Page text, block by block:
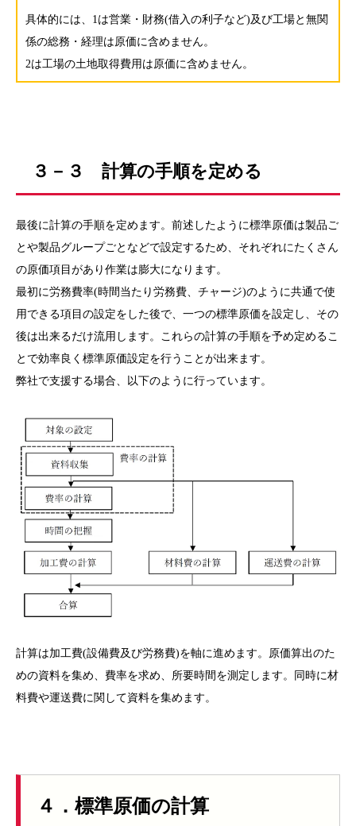
具体的には、1は営業・財務(借入の利子など)及び工場と無関
係の総務・経理は原価に含めません。
2は工場の土地取得費用は原価に含めません。
３－３ 計算の手順を定める
最後に計算の手順を定めます。前述したように標準原価は製品ご
とや製品グループごとなどで設定するため、それぞれにたくさん
の原価項目があり作業は膨大になります。
最初に労務費率(時間当たり労務費、チャージ)のように共通で使
用できる項目の設定をした後で、一つの標準原価を設定し、その
後は出来るだけ流用します。これらの計算の手順を予め定めるこ
とで効率良く標準原価設定を行うことが出来ます。
弊社で支援する場合、以下のように行っています。
計算は加工費(設備費及び労務費)を軸に進めます。原価算出のた
めの資料を集め、費率を求め、所要時間を測定します。同時に材
料費や運送費に関して資料を集めます。
４．標準原価の計算